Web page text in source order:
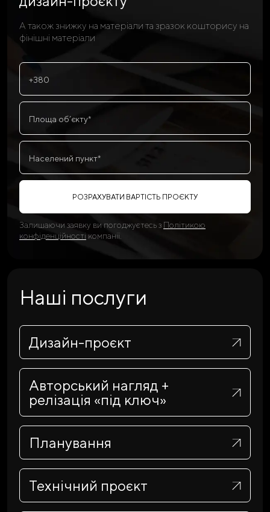
А також знижку на матеріали та зразок кошторису на
фінішні матеріали
РОЗРАХУВАТИ ВАРТІСТЬ ПРОЄКТУ
Залишаючи заявку ви погоджуєтесь з Політикою
конфіденційності компанії.
Наші послуги
Дизайн-проєкт
Авторський нагляд +
релізація «під ключ»
Планування
Технічний проєкт